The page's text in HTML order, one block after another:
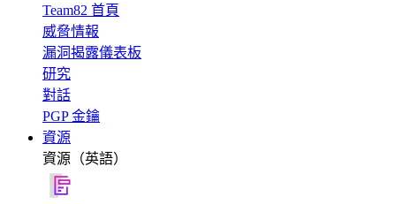
Team82 首頁
威脅情報
漏洞揭露儀表板
研究
對話
PGP 金鑰
資源
資源（英語）